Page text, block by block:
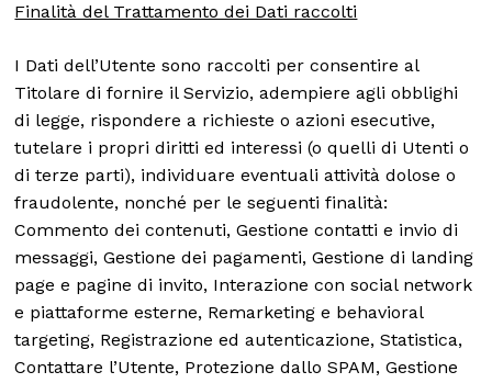
Finalità del Trattamento dei Dati raccolti
I Dati dell’Utente sono raccolti per consentire al
Titolare di fornire il Servizio, adempiere agli obblighi
di legge, rispondere a richieste o azioni esecutive,
tutelare i propri diritti ed interessi (o quelli di Utenti o
di terze parti), individuare eventuali attività dolose o
fraudolente, nonché per le seguenti finalità:
Commento dei contenuti, Gestione contatti e invio di
messaggi, Gestione dei pagamenti, Gestione di landing
page e pagine di invito, Interazione con social network
e piattaforme esterne, Remarketing e behavioral
targeting, Registrazione ed autenticazione, Statistica,
Contattare l’Utente, Protezione dallo SPAM, Gestione